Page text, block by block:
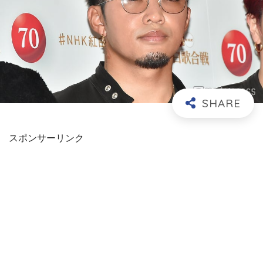
スポンサーリンク